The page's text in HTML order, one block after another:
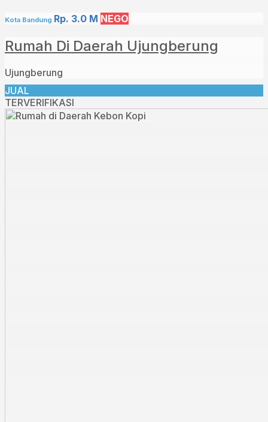
Kota Bandung Rp. 3.0 M NEGO
Rumah Di Daerah Ujungberung
Ujungberung
JUAL
TERVERIFIKASI